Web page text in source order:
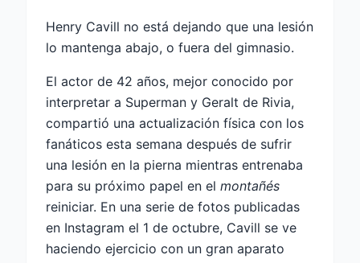
Henry Cavill no está dejando que una lesión
lo mantenga abajo, o fuera del gimnasio.
El actor de 42 años, mejor conocido por
interpretar a Superman y Geralt de Rivia,
compartió una actualización física con los
fanáticos esta semana después de sufrir
una lesión en la pierna mientras entrenaba
para su próximo papel en el montañés
reiniciar. En una serie de fotos publicadas
en Instagram el 1 de octubre, Cavill se ve
haciendo ejercicio con un gran aparato